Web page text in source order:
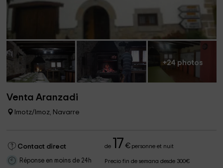
+24 photos
Venta Aranzadi
Imotz/Imoz, Navarre
Contact direct de 17 €personne et nuit
Réponse en moins de 24h Precio fin de semana desde 300€